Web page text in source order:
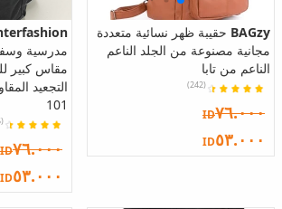
BAGzy حقيبة ظهر نسائية متعددة
مجانية مصنوعة من الجلد الناعم
الناعم من تابا
(242)
ID٧٦.٠٠٠
ID٥٣.٠٠٠
مدرسية وسفر
مقاس كبير
101
(5225)
ID٧٦.٠٠٠
ID٥٣.٠٠٠